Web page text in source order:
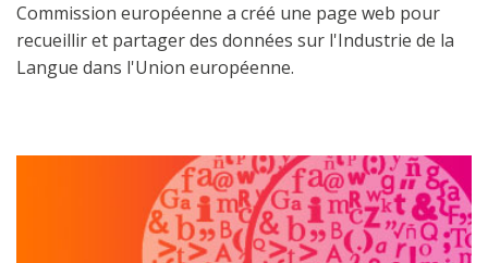
Commission européenne a créé une page web pour
recueillir et partager des données sur l'Industrie de la
Langue dans l'Union européenne.